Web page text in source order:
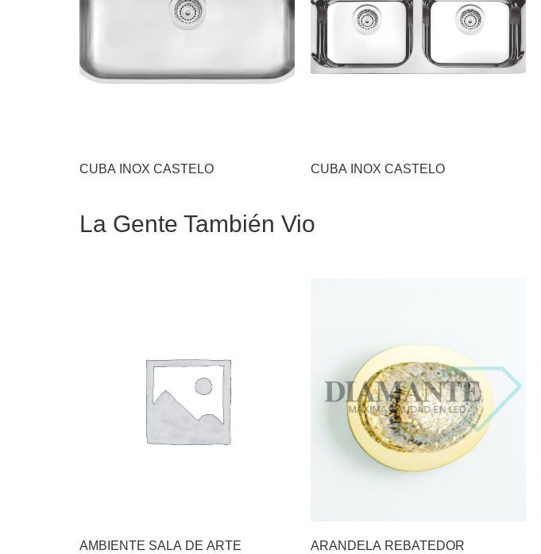
CUBA INOX CASTELO CUBA INOX CASTELO
La Gente También Vio
AMBIENTE SALA DE ARTE ARANDELA REBATEDOR